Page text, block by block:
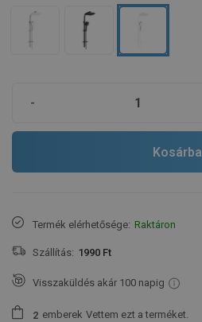
-
Kosárba
Termék elérhetősége: Raktáron
Szállítás: 1990 Ft
Visszaküldés akár 100 napig
2 emberek Vettem ezt a terméket.